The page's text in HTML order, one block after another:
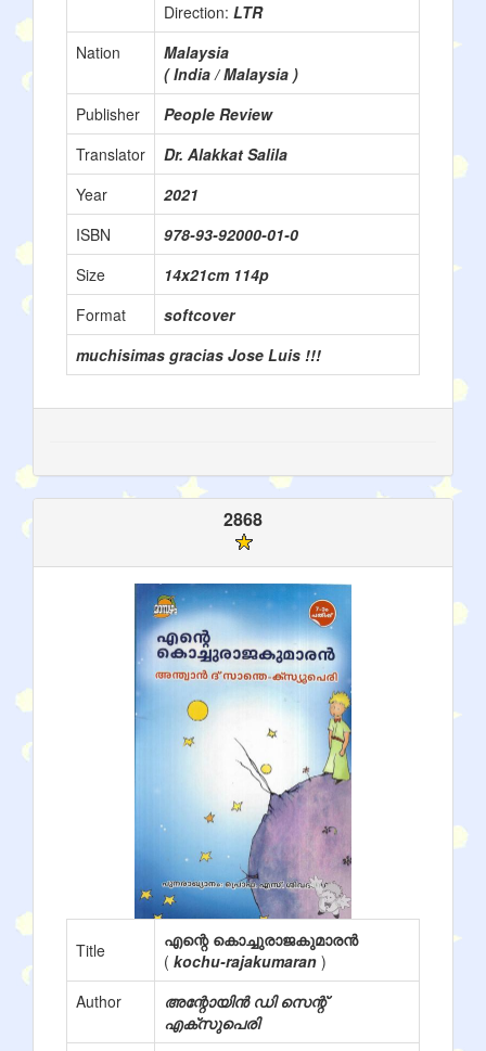
Direction: LTR
Nation
Malaysia
( India / Malaysia )
Publisher
People Review
Translator
Dr. Alakkat Salila
Year
2021
ISBN
978-93-92000-01-0
Size
14x21cm 114p
Format
softcover
muchisimas gracias Jose Luis !!!
2868
Title
എന്റെ കൊച്ചുരാജകുമാരന്‍
( kochu-rajakumaran )
Author
അന്റോയിൻ ഡി സെന്റ്
എക്സുപെരി